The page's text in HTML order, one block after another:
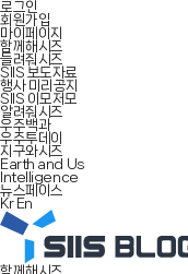
로그인
회원가입
마이페이지
함께해시즈
들려줘시즈
SIIS 보도자료
행사 미리공지
SIIS 이모저모
알려줘시즈
우주백과
우주투데이
지구와시즈
Earth and Us
Intelligence
뉴스페이스
Kr En
함께해시즈